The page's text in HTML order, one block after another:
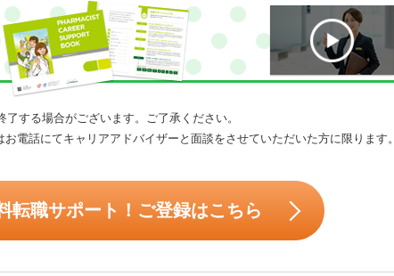
する場合がございます。ご了承ください。
電話にてキャリアアドバイザーと面談をさせていただいた方に限ります。
転職サポート！ご登録はこちら